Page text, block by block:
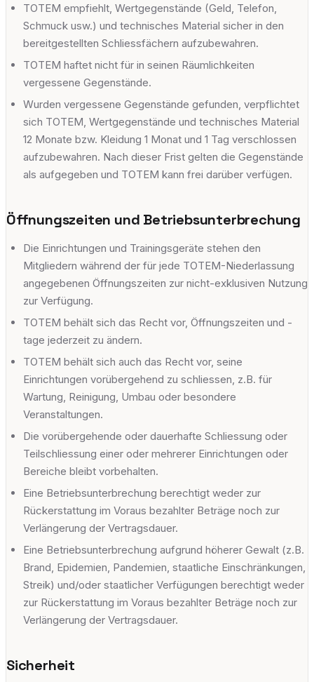
TOTEM empfiehlt, Wertgegenstände (Geld, Telefon,
Schmuck usw.) und technisches Material sicher in den
bereitgestellten Schliessfächern aufzubewahren.
TOTEM haftet nicht für in seinen Räumlichkeiten
vergessene Gegenstände.
Wurden vergessene Gegenstände gefunden, verpflichtet
sich TOTEM, Wertgegenstände und technisches Material
12 Monate bzw. Kleidung 1 Monat und 1 Tag verschlossen
aufzubewahren. Nach dieser Frist gelten die Gegenstände
als aufgegeben und TOTEM kann frei darüber verfügen.
Öffnungszeiten und Betriebsunterbrechung
Die Einrichtungen und Trainingsgeräte stehen den
Mitgliedern während der für jede TOTEM-Niederlassung
angegebenen Öffnungszeiten zur nicht-exklusiven Nutzung
zur Verfügung.
TOTEM behält sich das Recht vor, Öffnungszeiten und -
tage jederzeit zu ändern.
TOTEM behält sich auch das Recht vor, seine
Einrichtungen vorübergehend zu schliessen, z.B. für
Wartung, Reinigung, Umbau oder besondere
Veranstaltungen.
Die vorübergehende oder dauerhafte Schliessung oder
Teilschliessung einer oder mehrerer Einrichtungen oder
Bereiche bleibt vorbehalten.
Eine Betriebsunterbrechung berechtigt weder zur
Rückerstattung im Voraus bezahlter Beträge noch zur
Verlängerung der Vertragsdauer.
Eine Betriebsunterbrechung aufgrund höherer Gewalt (z.B.
Brand, Epidemien, Pandemien, staatliche Einschränkungen,
Streik) und/oder staatlicher Verfügungen berechtigt weder
zur Rückerstattung im Voraus bezahlter Beträge noch zur
Verlängerung der Vertragsdauer.
Sicherheit